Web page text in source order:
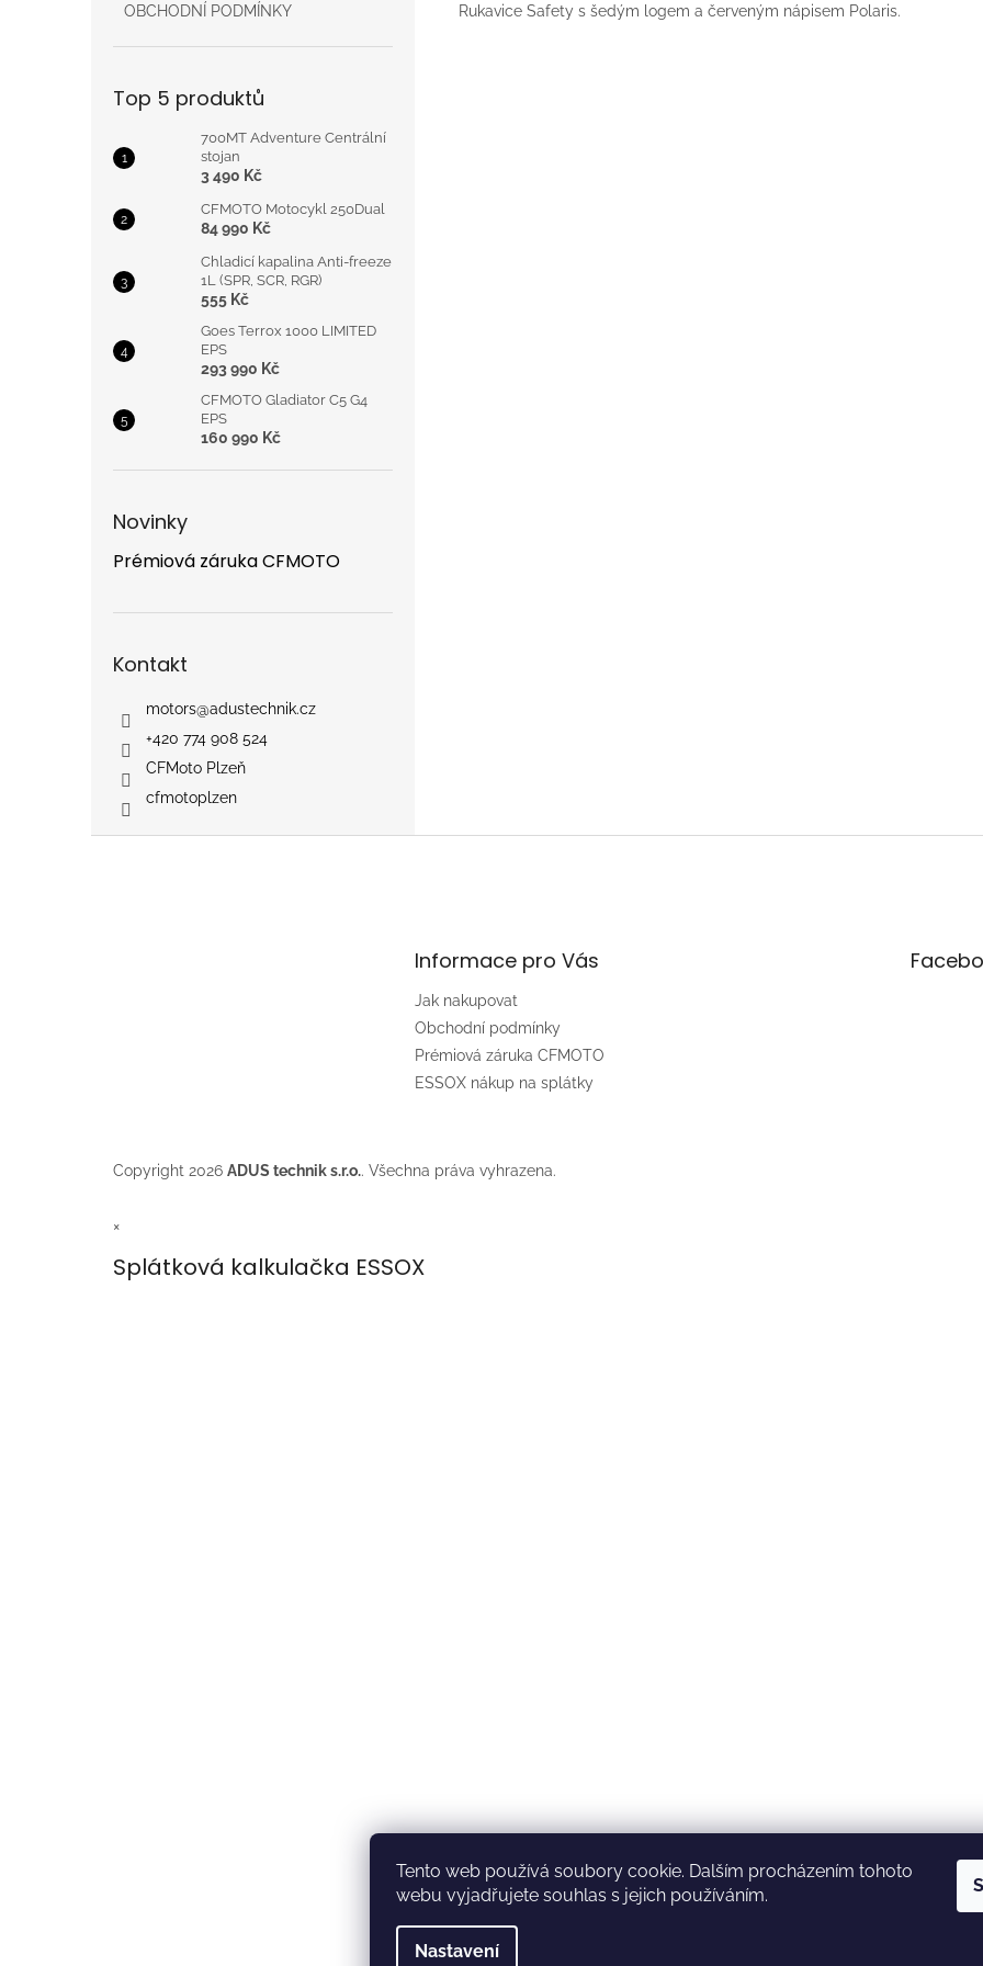
Tento web používá soubory cookie. Dalším procházením tohoto
webu vyjadřujete souhlas s jejich používáním.
Nastavení
OBCHODNÍ PODMÍNKY
Top 5 produktů
700MT Adventure Centrální
stojan
3 490 Kč
CFMOTO Motocykl 250Dual
84 990 Kč
Chladicí kapalina Anti-freeze
1L (SPR, SCR, RGR)
555 Kč
Goes Terrox 1000 LIMITED
EPS
293 990 Kč
CFMOTO Gladiator C5 G4
EPS
160 990 Kč
Novinky
Prémiová záruka CFMOTO
Kontakt
motors@adustechnik.cz
+420 774 908 524
CFMoto Plzeň
cfmotoplzen
Rukavice Safety s šedým logem a červeným nápisem Polaris.
Informace pro Vás
Jak nakupovat
Obchodní podmínky
Prémiová záruka CFMOTO
ESSOX nákup na splátky
Copyright 2026 ADUS technik s.r.o.. Všechna práva vyhrazena.
×
Splátková kalkulačka ESSOX